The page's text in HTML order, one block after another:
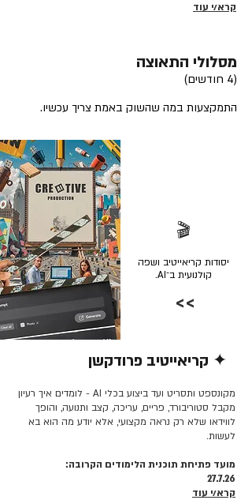
קרא/י עוד
מסלולי התאוצה
(4 חודשים)
התמקצעות במה שהשוק באמת צריך עכשיו.
🎬
יסודות קריאייטיב ושפה
קולנועית ב־AI.
>>
✦ קריאייטיב פרודקשן
מקונספט ותסריט ועד ביצוע בכלי AI - לומדים איך רעיון
מקבל סטוריבורד, פריים, עריכה, קצב ותנועה, והופך
לווידאו שלא רק נראה מקצועי, אלא יודע מה הוא בא
לעשות.
מועד פתיחת תוכנית הלימודים הקרובה:
27.7.26
קרא/י עוד